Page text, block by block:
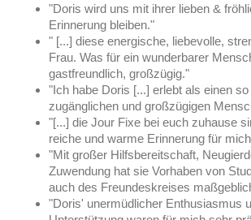
"Doris wird uns mit ihrer lieben &
Erinnerung bleiben."
" [...] diese energische, liebevolle,
Frau. Was für ein wunderbarer
gastfreundlich, großzügig."
"Ich habe Doris [...] erlebt als einen
zugänglichen und großzügigen
"[...] die Jour Fixe bei euch zuhause
reiche und warme Erinnerung für
"Mit großer Hilfsbereitschaft,
Zuwendung hat sie Vorhaben von
auch des Freundeskreises
"Doris' unermüdlicher Enthusiasmus